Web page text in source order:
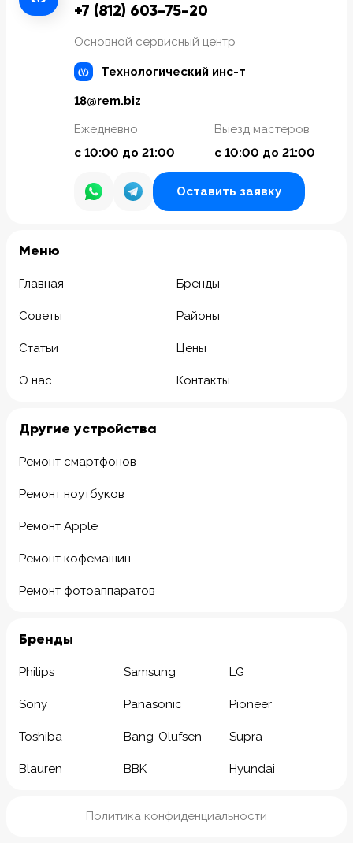
+7 (812) 603-75-20
Основной сервисный центр
Технологический инс-т
18@rem.biz
Ежедневно
с 10:00 до 21:00
Выезд мастеров
с 10:00 до 21:00
Оставить заявку
Meню
Главная Бренды
Советы Районы
Статьи Цены
О нас Контакты
Другие устройства
Ремонт смартфонов
Ремонт ноутбуков
Ремонт Apple
Ремонт кофемашин
Ремонт фотоаппаратов
Бренды
Philips Samsung LG
Sony Panasonic Pioneer
Toshiba Bang-Olufsen Supra
Blauren BBK Hyundai
Политика конфиденциальности